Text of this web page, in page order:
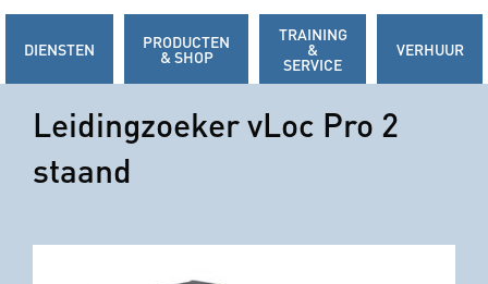
DIENSTEN PRODUCTEN
& SHOP
TRAINING
&
SERVICE
VERHUUR
Leidingzoeker vLoc Pro 2
staand